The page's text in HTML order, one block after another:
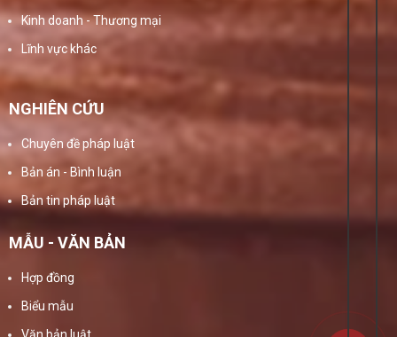
Kinh doanh - Thương mại
Lĩnh vực khác
NGHIÊN CỨU
Chuyên đề pháp luật
Bản án - Bình luận
Bản tin pháp luật
MẪU - VĂN BẢN
Hợp đồng
Biểu mẫu